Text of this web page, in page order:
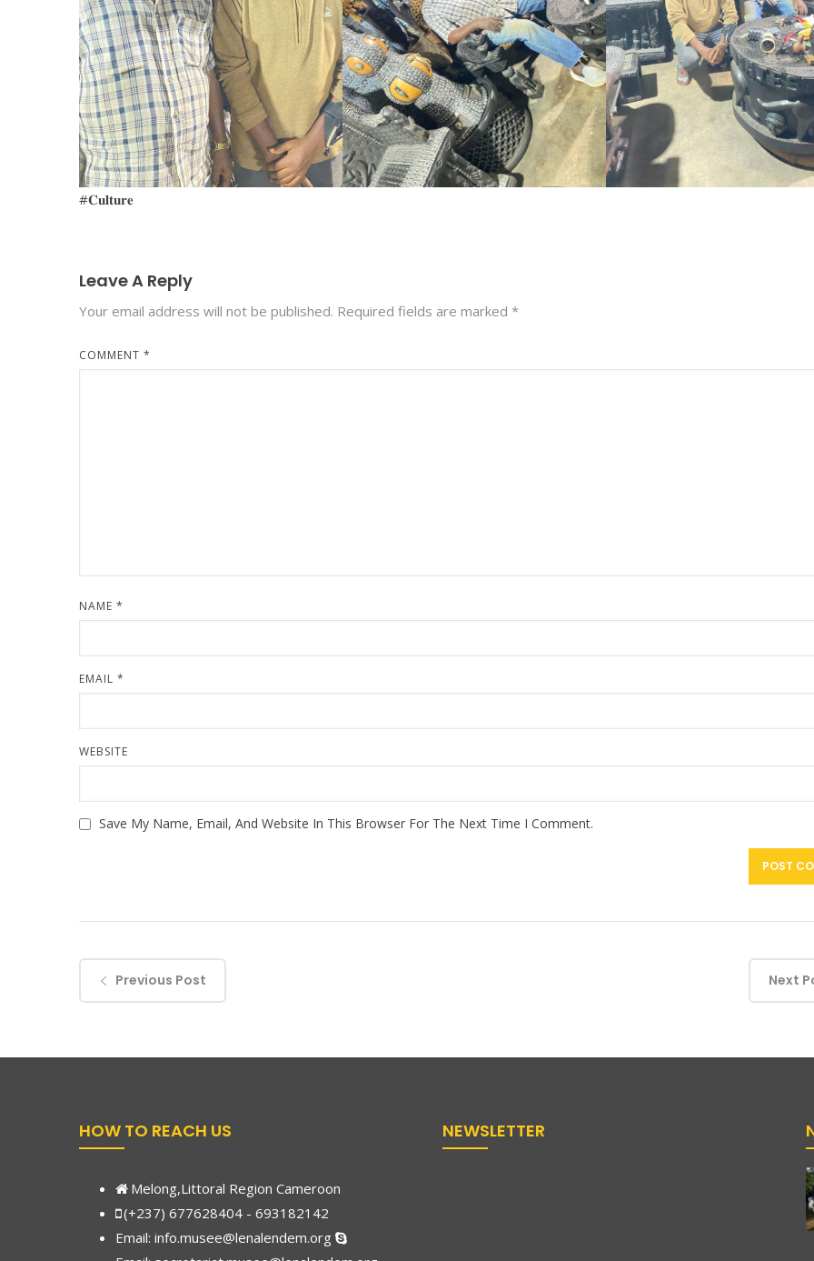
#𝐂𝐮𝐥𝐭𝐮𝐫𝐞
Leave A Reply
Your email address will not be published. Required fields are marked *
COMMENT *
NAME *
EMAIL *
WEBSITE
Save My Name, Email, And Website In This Browser For The Next Time I Comment.
Previous Post Next
HOW TO REACH US
Melong,Littoral Region Cameroon
(+237) 677628404 - 693182142
Email: info.musee@lenalendem.org
NEWSLETTER